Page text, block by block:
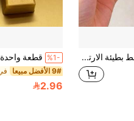
1 قطعة كرة ضغط بطيئة الارتداد بزيت جوز الهند والنعناع بألوان عشوائية، لعبة ضغط لتخفيف التوتر من الخيش بحجم 6 سم مستديرة، مثالية كهدايا للعطلات، هدايا ممتعة ولطيفة، هدايا أعياد الميلاد، هدايا عيد الفصح، هدايا عيد الهالوين، هدايا عيد الميلاد، هدايا الحفلات، سكويشي، ألعاب سكويشي، لعبة سكويشي لتخفيف التوتر، سكويش الزلابية، سكويش مقرمش، سكويش مقرمش، ضغط، ألعاب للبالغين والنساء، سكويش مقرمش، سر %1-
9# الأفضل مبيعا
2.96